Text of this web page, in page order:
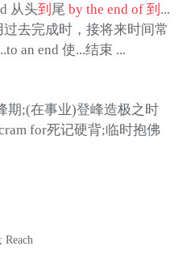
从头到 尾 by the end of 到 ...
去完成时，接将来时间常
an end 使...结束 ...
期;(在事业)登峰造极之时
for死记硬背;临时抱佛
Reach